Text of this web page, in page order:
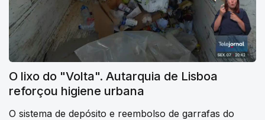
O lixo do "Volta". Autarquia de Lisboa
reforçou higiene urbana
O sistema de depósito e reembolso de garrafas do